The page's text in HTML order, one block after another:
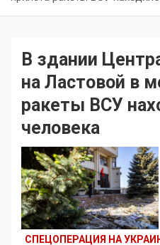
В здании
на Ластовой в
ракеты ВСУ
человека
СПЕЦОПЕРАЦИЯ НА